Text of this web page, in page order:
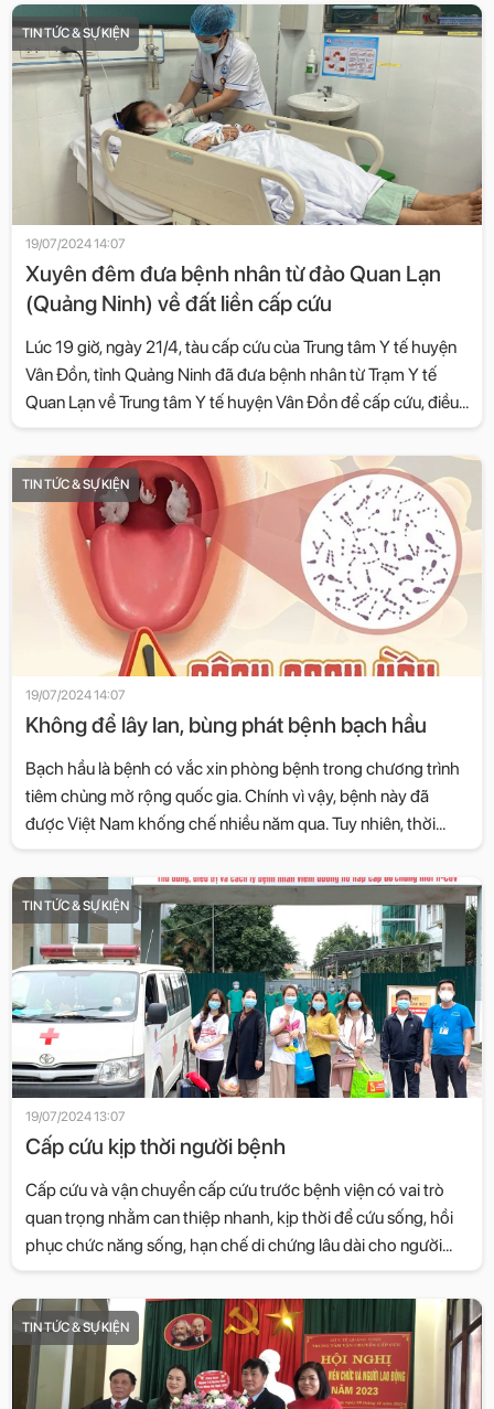
TIN TỨC & SỰ KIỆN
19/07/2024 14:07
Xuyên đêm đưa bệnh nhân từ đảo Quan Lạn
(Quảng Ninh) về đất liền cấp cứu
Lúc 19 giờ, ngày 21/4, tàu cấp cứu của Trung tâm Y tế huyện
Vân Đồn, tỉnh Quảng Ninh đã đưa bệnh nhân từ Trạm Y tế
Quan Lạn về Trung tâm Y tế huyện Vân Đồn để cấp cứu, điều
trị kịp thời.
TIN TỨC & SỰ KIỆN
19/07/2024 14:07
Không để lây lan, bùng phát bệnh bạch hầu
Bạch hầu là bệnh có vắc xin phòng bệnh trong chương trình
tiêm chủng mở rộng quốc gia. Chính vì vậy, bệnh này đã
được Việt Nam khống chế nhiều năm qua. Tuy nhiên, thời
gian gần đây, bệnh bạch hầu có dấu hiệu xuất hiện trở lại ở
Nghệ An, Bắc Giang.
TIN TỨC & SỰ KIỆN
19/07/2024 13:07
Cấp cứu kịp thời người bệnh
Cấp cứu và vận chuyển cấp cứu trước bệnh viện có vai trò
quan trọng nhằm can thiệp nhanh, kịp thời để cứu sống, hồi
phục chức năng sống, hạn chế di chứng lâu dài cho người
bệnh cần cấp cứu.
TIN TỨC & SỰ KIỆN